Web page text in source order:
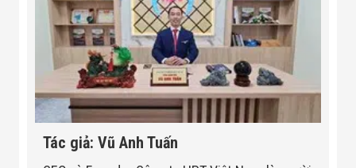
Tác giả: Vũ Anh Tuấn